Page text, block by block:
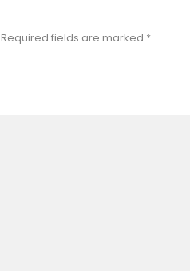
Required fields are marked *